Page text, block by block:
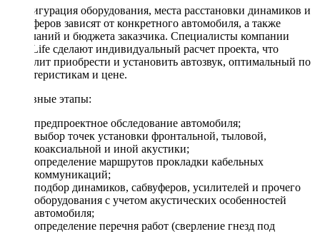
Конфигурация оборудования, места расстановки динамиков и
сабвуферов зависят от конкретного автомобиля, а также
пожеланий и бюджета заказчика. Специалисты компании
DriveLife сделают индивидуальный расчет проекта, что
позволит приобрести и установить автозвук, оптимальный по
характеристикам и цене.
Основные этапы:
предпроектное обследование автомобиля;
выбор точек установки фронтальной, тыловой,
коаксиальной и иной акустики;
определение маршрутов прокладки кабельных
коммуникаций;
подбор динамиков, сабвуферов, усилителей и прочего
оборудования с учетом акустических особенностей
автомобиля;
определение перечня работ (сверление гнезд под